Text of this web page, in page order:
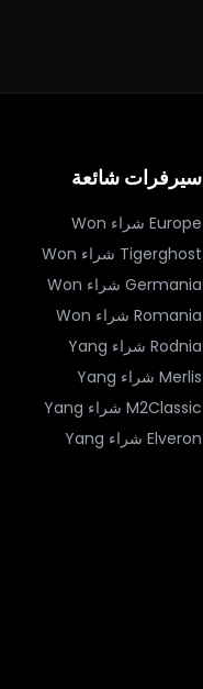
سيرفرات شائعة
Europe شراء Won
Tigerghost شراء Won
Germania شراء Won
Romania شراء Won
Rodnia شراء Yang
Merlis شراء Yang
M2Classic شراء Yang
Elveron شراء Yang